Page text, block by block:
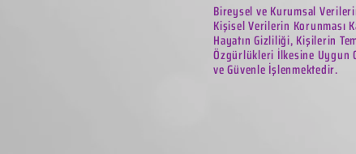
Bireysel ve Kurumsal
Kişisel Verilerin Korunması
Hayatın Gizliliği, Kişilerin
Özgürlükleri İlkesine Uygun
ve Güvenle İşlenmektedir.